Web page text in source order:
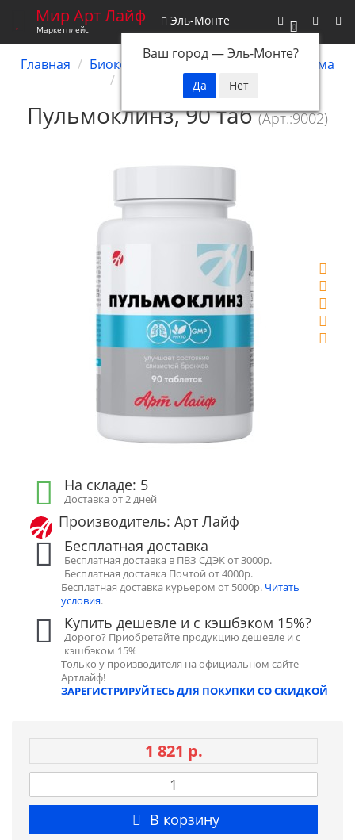
0
Мир Арт Лайф
Маркетплейс
Эль-Монте
Ваш город —Эль-Монте?
Главная Биокомплексы
Дыхательная система
Пульмоклинз, 90 таб
Пульмоклинз, 90 таб(Арт.:9002)
На складе: 5
Доставка от 2 дней
Производитель: Арт Лайф
Бесплатная доставка
Бесплатная доставка в ПВЗ СДЭК от 3000р.
Бесплатная доставка Почтой от 4000р.
Бесплатная доставка курьером от 5000р. Читать
условия.
Купить дешевле и с кэшбэком 15%?
Дорого? Приобретайте продукцию дешевле и с
кэшбэком 15%
Только у производителя на официальном сайте
Артлайф!
ЗАРЕГИСТРИРУЙТЕСЬ ДЛЯ ПОКУПКИ СО СКИДКОЙ
1 821 р.
В корзину